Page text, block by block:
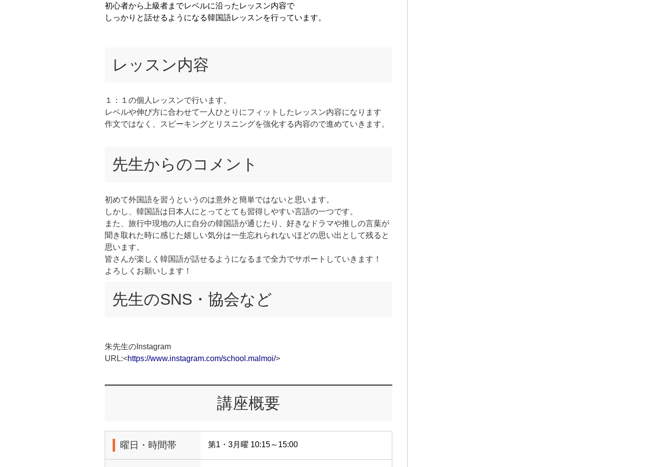
初心者から上級者までレベルに沿ったレッスン内容で
しっかりと話せるようになる韓国語レッスンを行っています。
レッスン内容
１：１の個人レッスンで行います。
レベルや伸び方に合わせて一人ひとりにフィットしたレッスン内容になります
作文ではなく、スピーキングとリスニングを強化する内容ので進めていきます。
先生からのコメント
初めて外国語を習うというのは意外と簡単ではないと思います。
しかし、韓国語は日本人にとってとても習得しやすい言語の一つです。
また、旅行中現地の人に自分の韓国語が通じたり、好きなドラマや推しの言葉が
聞き取れた時に感じた嬉しい気分は一生忘れられないほどの思い出として残ると
思います。
皆さんが楽しく韓国語が話せるようになるまで全力でサポートしていきます！
よろしくお願いします！
先生のSNS・協会など
朱先生のInstagram
URL:<https://www.instagram.com/school.malmoi/>
講座概要
曜日・時間帯 第1・3月曜 10:15～15:00